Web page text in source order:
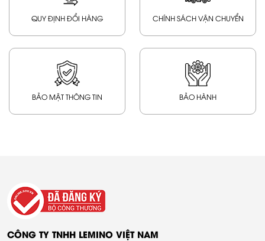
QUY ĐỊNH ĐỔI HÀNG CHÍNH SÁCH VẬN CHUYỂN
BẢO MẬT THÔNG TIN BẢO HÀNH
CÔNG TY TNHH LEMINO VIỆT NAM